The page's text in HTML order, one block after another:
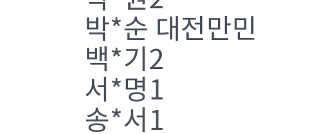
박*순 대전만민
백*기2
서*명1
송*서1